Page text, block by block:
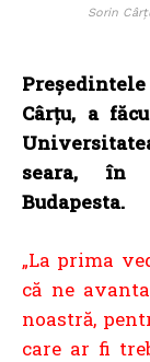
Sorin
Cârţu, a
seara, în
Budapesta.
„La prima
că ne
noastră,
care ar fi